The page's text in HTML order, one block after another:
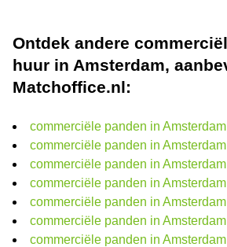
Ontdek andere
huur in Amsterdam,
Matchoffice.nl:
commerciële panden in
commerciële panden in
commerciële panden in
commerciële panden in
commerciële panden in
commerciële panden in
commerciële panden in